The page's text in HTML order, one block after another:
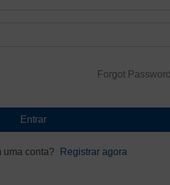
Forgot
Entrar
uma conta? Registrar agora